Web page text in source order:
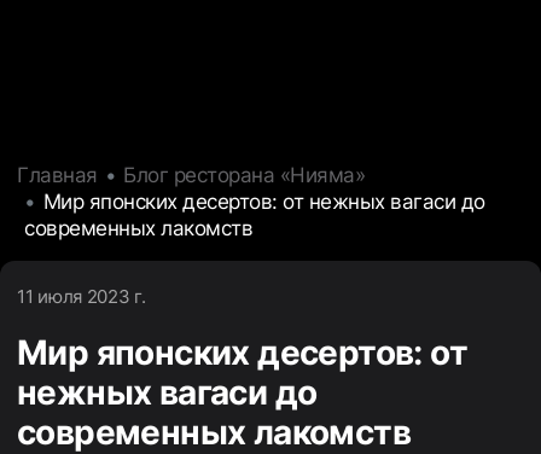
Главная
Блог ресторана «Нияма»
Мир японских десертов: от нежных вагаси до
современных лакомств
11 июля 2023 г.
Мир японских десертов: от
нежных вагаси до
современных лакомств